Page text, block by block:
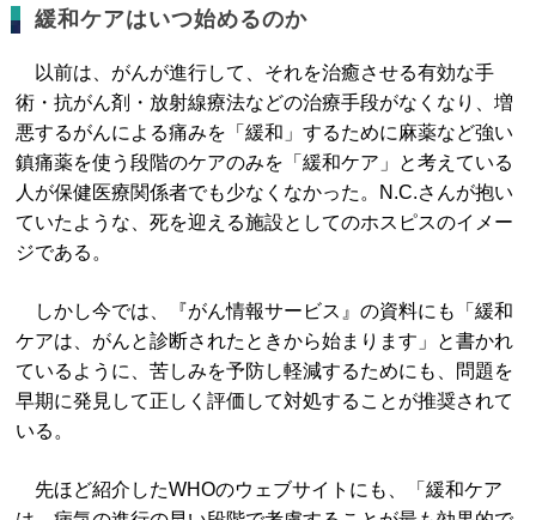
緩和ケアはいつ始めるのか
以前は、がんが進行して、それを治癒させる有効な手
術・抗がん剤・放射線療法などの治療手段がなくなり、増
悪するがんによる痛みを「緩和」するために麻薬など強い
鎮痛薬を使う段階のケアのみを「緩和ケア」と考えている
人が保健医療関係者でも少なくなかった。N.C.さんが抱い
ていたような、死を迎える施設としてのホスピスのイメー
ジである。
しかし今では、『がん情報サービス』の資料にも「緩和
ケアは、がんと診断されたときから始まります」と書かれ
ているように、苦しみを予防し軽減するためにも、問題を
早期に発見して正しく評価して対処することが推奨されて
いる。
先ほど紹介したWHOのウェブサイトにも、「緩和ケア